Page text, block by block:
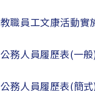
教職員工文康活動實
公務人員履歷表(一般
公務人員履歷表(簡式